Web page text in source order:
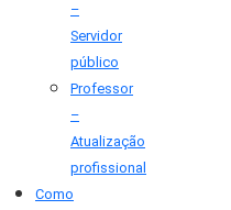
–
Servidor
público
Professor
–
Atualização
profissional
Como